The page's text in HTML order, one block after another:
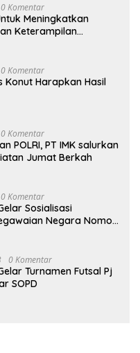
0 Komentar
Meningkatkan
Keterampilan
0 Komentar
Konut Harapkan Hasil
0 Komentar
POLRI, PT IMK salurkan
Jumat Berkah
0 Komentar
Sosialisasi
Negara Nomor
0 Komentar
Turnamen Futsal Pj
SOPD